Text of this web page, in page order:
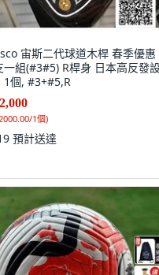
宙斯二代球道木桿 春季優惠
一組(#3#5) R桿身 日本高反發
1個, #3+#5,R
1個)
預計送達